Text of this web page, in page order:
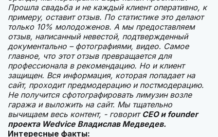
Прошла свадьба и не каждый клиент оперативно, к
примеру, оставит отзыв. По статистике это делают
только 10% молодоженов. А мы предоставляем
отзыв, написанный невестой, подтвержденный
документально – фотографиями, видео. Самое
главное, что этот отзыв превращается для
профессионала в рекомендацию. Но и клиент
защищен. Вся информация, которая попадает на
сайт, проходит предмодерацию и постмодерацию.
Не получится сфотографировать лимузин возле
гаража и выложить на сайт. Мы тщательно
вычищаем весь контент, - говорит CEO и founder
проекта Wedvice Владислав Медведев.
Интересные факты: